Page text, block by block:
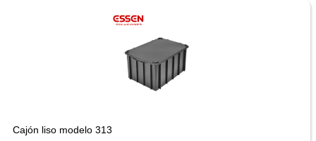
Cajón liso modelo 313